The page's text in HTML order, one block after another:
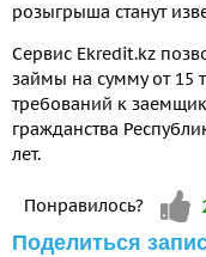
розыгрыша станут
Сервис Ekredit.kz
займы на сумму от 15
требований к
гражданства
лет.
Понравилось? Vote
Поделиться